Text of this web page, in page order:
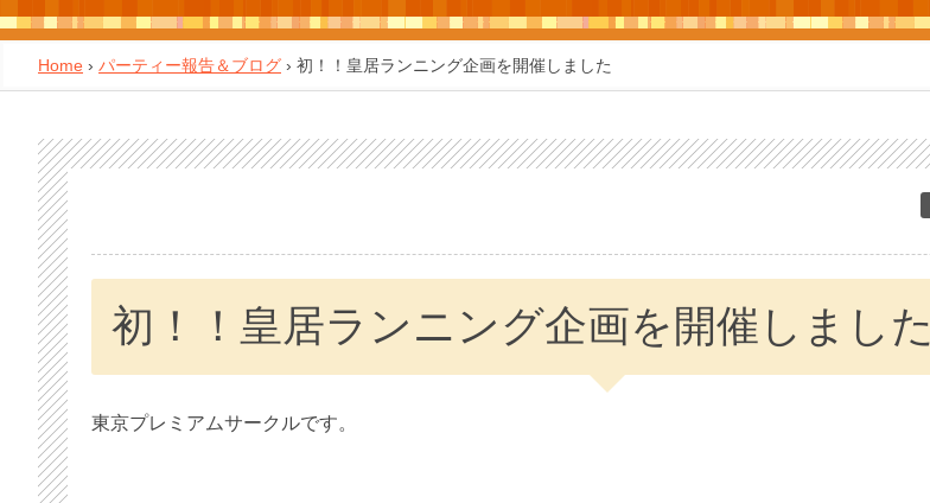
Home › パーティー報告＆ブログ › 初！！皇居ランニング企画を開催しました
初！！皇居ランニング企画を開催しました
東京プレミアムサークルです。